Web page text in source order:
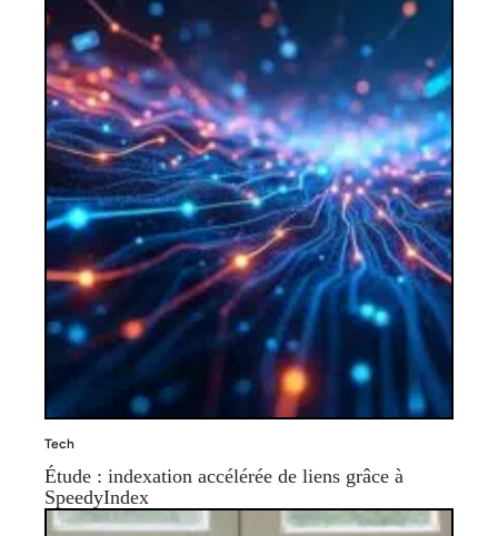
Tech
Étude : indexation accélérée de liens grâce à
SpeedyIndex